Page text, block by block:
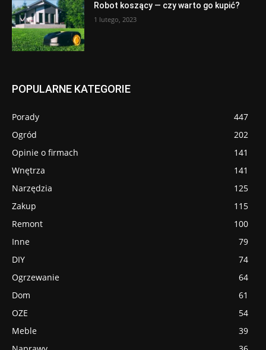
Robot koszący — czy warto go kupić?
1 lutego, 2023
POPULARNE KATEGORIE
Porady
447
Ogród
202
Opinie o firmach
141
Wnętrza
141
Narzędzia
125
Zakup
115
Remont
100
Inne
79
DIY
74
Ogrzewanie
64
Dom
61
OZE
54
Meble
39